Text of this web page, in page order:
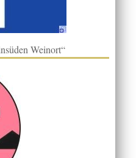
Weinort“